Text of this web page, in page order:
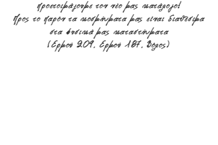
προετοιμάζουμε τον νέο μας κατάλογο!
Προς το παρόν τα κοσμήματα μας είναι διαθέσιμα
στα φυσικά μας καταστήματα
(Ερμού 209, Ερμού 187, Βόλος)